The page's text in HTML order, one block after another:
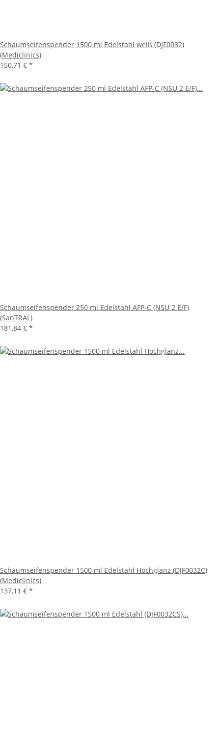
Schaumseifenspender 1500 ml Edelstahl weiß (DJF0032)
(Mediclinics)
150,71 € *
Schaumseifenspender 250 ml Edelstahl AFP-C (NSU 2 E/F)
(SanTRAL)
181,84 € *
Schaumseifenspender 1500 ml Edelstahl Hochglanz (DJF0032C)
(Mediclinics)
137,11 € *